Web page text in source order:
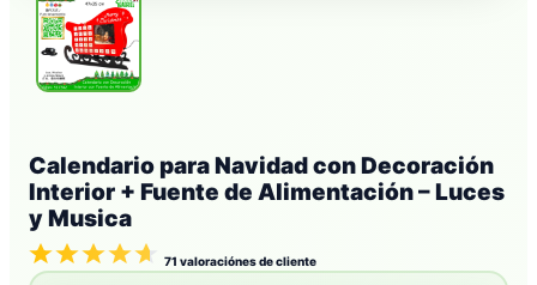
Calendario para Navidad con Decoración
Interior + Fuente de Alimentación – Luces
y Musica
71 valoraciónes de cliente